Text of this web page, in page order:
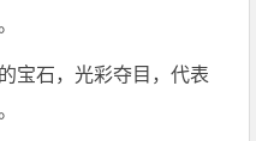
宝石，光彩夺目，代表